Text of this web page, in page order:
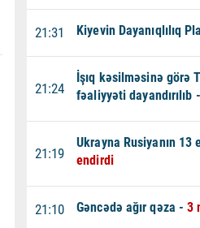
21:31 Kiyevin Dayanıqlılıq
21:24
İşıq kəsilməsinə görə
fəaliyyəti dayandırılıb -
21:19
Ukrayna Rusiyanın
endirdi
21:10 Gəncədə ağır qəza - 3